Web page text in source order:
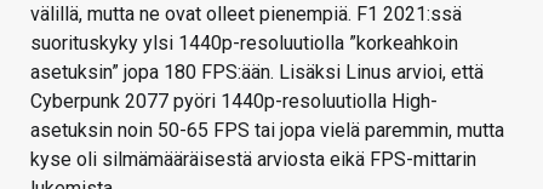
välillä, mutta ne ovat olleet pienempiä. F1 2021:ssä
suorituskyky ylsi 1440p-resoluutiolla ”korkeahkoin
asetuksin” jopa 180 FPS:ään. Lisäksi Linus arvioi, että
Cyberpunk 2077 pyöri 1440p-resoluutiolla High-
asetuksin noin 50-65 FPS tai jopa vielä paremmin, mutta
kyse oli silmämääräisestä arviosta eikä FPS-mittarin